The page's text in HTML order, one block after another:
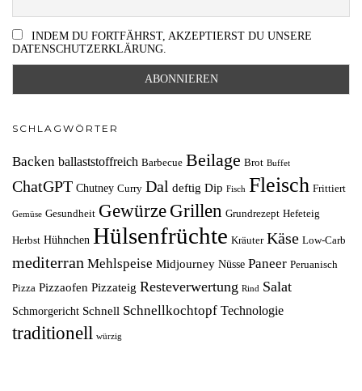
INDEM DU FORTFÄHRST, AKZEPTIERST DU UNSERE
DATENSCHUTZERKLÄRUNG.
SCHLAGWÖRTER
Backen ballaststoffreich Barbecue Beilage Brot Buffet
ChatGPT Chutney Curry Dal deftig Dip Fisch Fleisch Frittiert
Gemüse Gesundheit Gewürze Grillen Grundrezept Hefeteig
Herbst Hühnchen Hülsenfrüchte Kräuter Käse Low-Carb
mediterran Mehlspeise Midjourney Nüsse Paneer Peruanisch
Pizza Pizzaofen Pizzateig Resteverwertung Rind Salat
Schmorgericht Schnell Schnellkochtopf Technologie
traditionell würzig